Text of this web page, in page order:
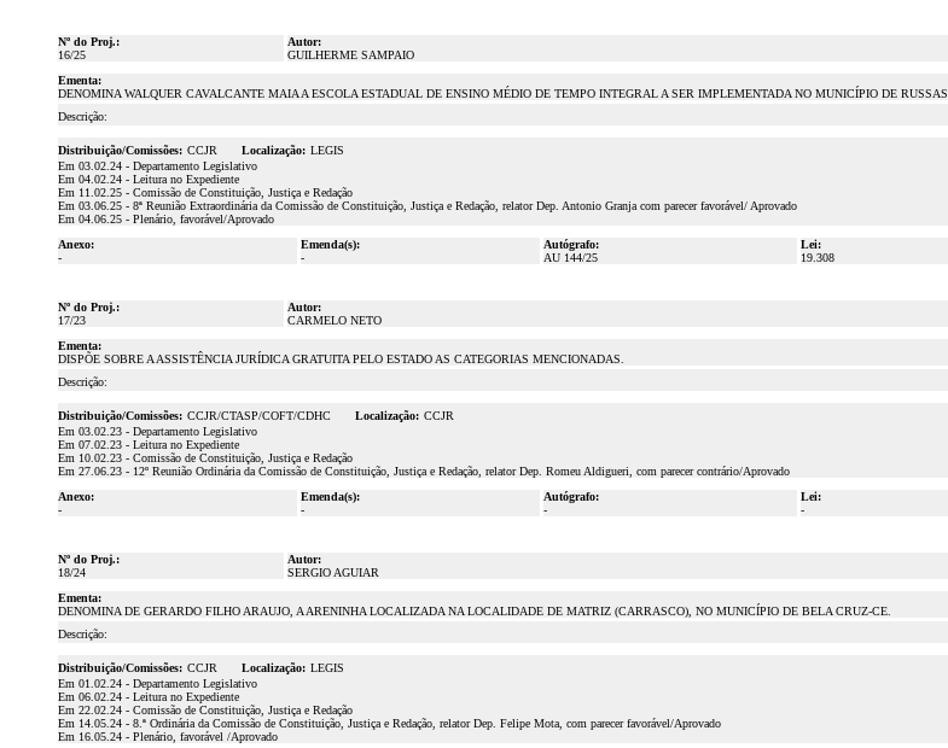
Nº do Proj.:
16/25
Autor:
GUILHERME SAMPAIO
Ementa:
DENOMINA WALQUER CAVALCANTE MAIA A ESCOLA ESTADUAL DE ENSINO MÉDIO DE TEMPO INTEGRAL A SER IMPLEMENTADA NO MUNICÍPIO DE RUSSAS.
Descrição:
Distribuição/Comissões: CCJR Localização: LEGIS
Em 03.02.24 - Departamento Legislativo
Em 04.02.24 - Leitura no Expediente
Em 11.02.25 - Comissão de Constituição, Justiça e Redação
Em 03.06.25 - 8ª Reunião Extraordinária da Comissão de Constituição, Justiça e Redação, relator Dep. Antonio Granja com parecer favorável/ Aprovado
Em 04.06.25 - Plenário, favorável/Aprovado
Anexo:
-
Emenda(s):
-
Autógrafo:
AU 144/25
Lei:
19.308
Nº do Proj.:
17/23
Autor:
CARMELO NETO
Ementa:
DISPÕE SOBRE A ASSISTÊNCIA JURÍDICA GRATUITA PELO ESTADO AS CATEGORIAS MENCIONADAS.
Descrição:
Distribuição/Comissões: CCJR/CTASP/COFT/CDHC Localização: CCJR
Em 03.02.23 - Departamento Legislativo
Em 07.02.23 - Leitura no Expediente
Em 10.02.23 - Comissão de Constituição, Justiça e Redação
Em 27.06.23 - 12º Reunião Ordinária da Comissão de Constituição, Justiça e Redação, relator Dep. Romeu Aldigueri, com parecer contrário/Aprovado
Anexo:
-
Emenda(s):
-
Autógrafo:
-
Lei:
-
Nº do Proj.:
18/24
Autor:
SERGIO AGUIAR
Ementa:
DENOMINA DE GERARDO FILHO ARAUJO, A ARENINHA LOCALIZADA NA LOCALIDADE DE MATRIZ (CARRASCO), NO MUNICÍPIO DE BELA CRUZ-CE.
Descrição:
Distribuição/Comissões: CCJR Localização: LEGIS
Em 01.02.24 - Departamento Legislativo
Em 06.02.24 - Leitura no Expediente
Em 22.02.24 - Comissão de Constituição, Justiça e Redação
Em 14.05.24 - 8.ª Ordinária da Comissão de Constituição, Justiça e Redação, relator Dep. Felipe Mota, com parecer favorável/Aprovado
Em 16.05.24 - Plenário, favorável /Aprovado